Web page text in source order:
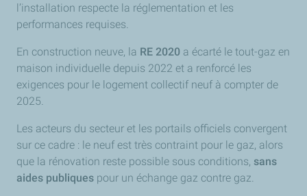
l’installation respecte la réglementation et les
performances requises.
En construction neuve, la RE 2020 a écarté le tout-gaz en
maison individuelle depuis 2022 et a renforcé les
exigences pour le logement collectif neuf à compter de
2025.
Les acteurs du secteur et les portails officiels convergent
sur ce cadre : le neuf est très contraint pour le gaz, alors
que la rénovation reste possible sous conditions, sans
aides publiques pour un échange gaz contre gaz.